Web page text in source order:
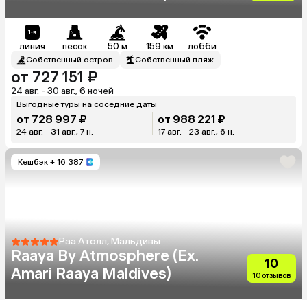
линия песок 50 м 159 км лобби
Собственный остров Собственный пляж
от 727 151 ₽
24 авг. - 30 авг., 6 ночей
Выгодные туры на соседние даты
от 728 997 ₽
24 авг. - 31 авг., 7 н.
от 988 221 ₽
17 авг. - 23 авг., 6 н.
Кешбэк + 16 387
Раа Атолл, Мальдивы
Raaya By Atmosphere (Ex.
Amari Raaya Maldives)
10
10 отзывов